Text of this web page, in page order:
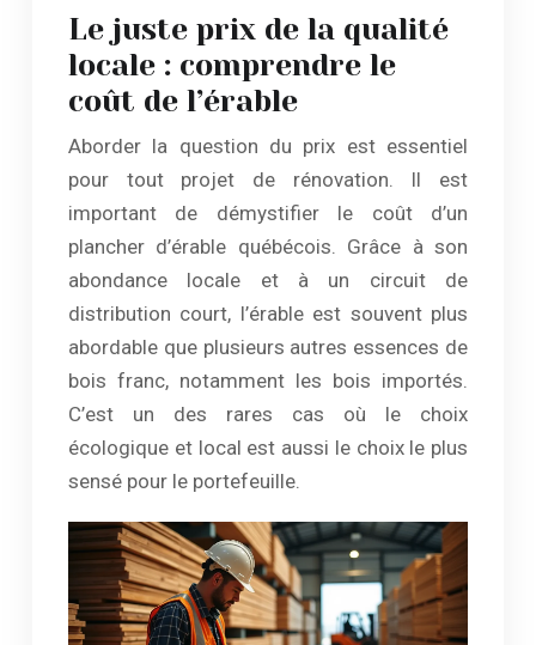
Le juste prix de la qualité
locale : comprendre le
coût de l’érable
Aborder la question du prix est essentiel
pour tout projet de rénovation. Il est
important de démystifier le coût d’un
plancher d’érable québécois. Grâce à son
abondance locale et à un circuit de
distribution court, l’érable est souvent plus
abordable que plusieurs autres essences de
bois franc, notamment les bois importés.
C’est un des rares cas où le choix
écologique et local est aussi le choix le plus
sensé pour le portefeuille.